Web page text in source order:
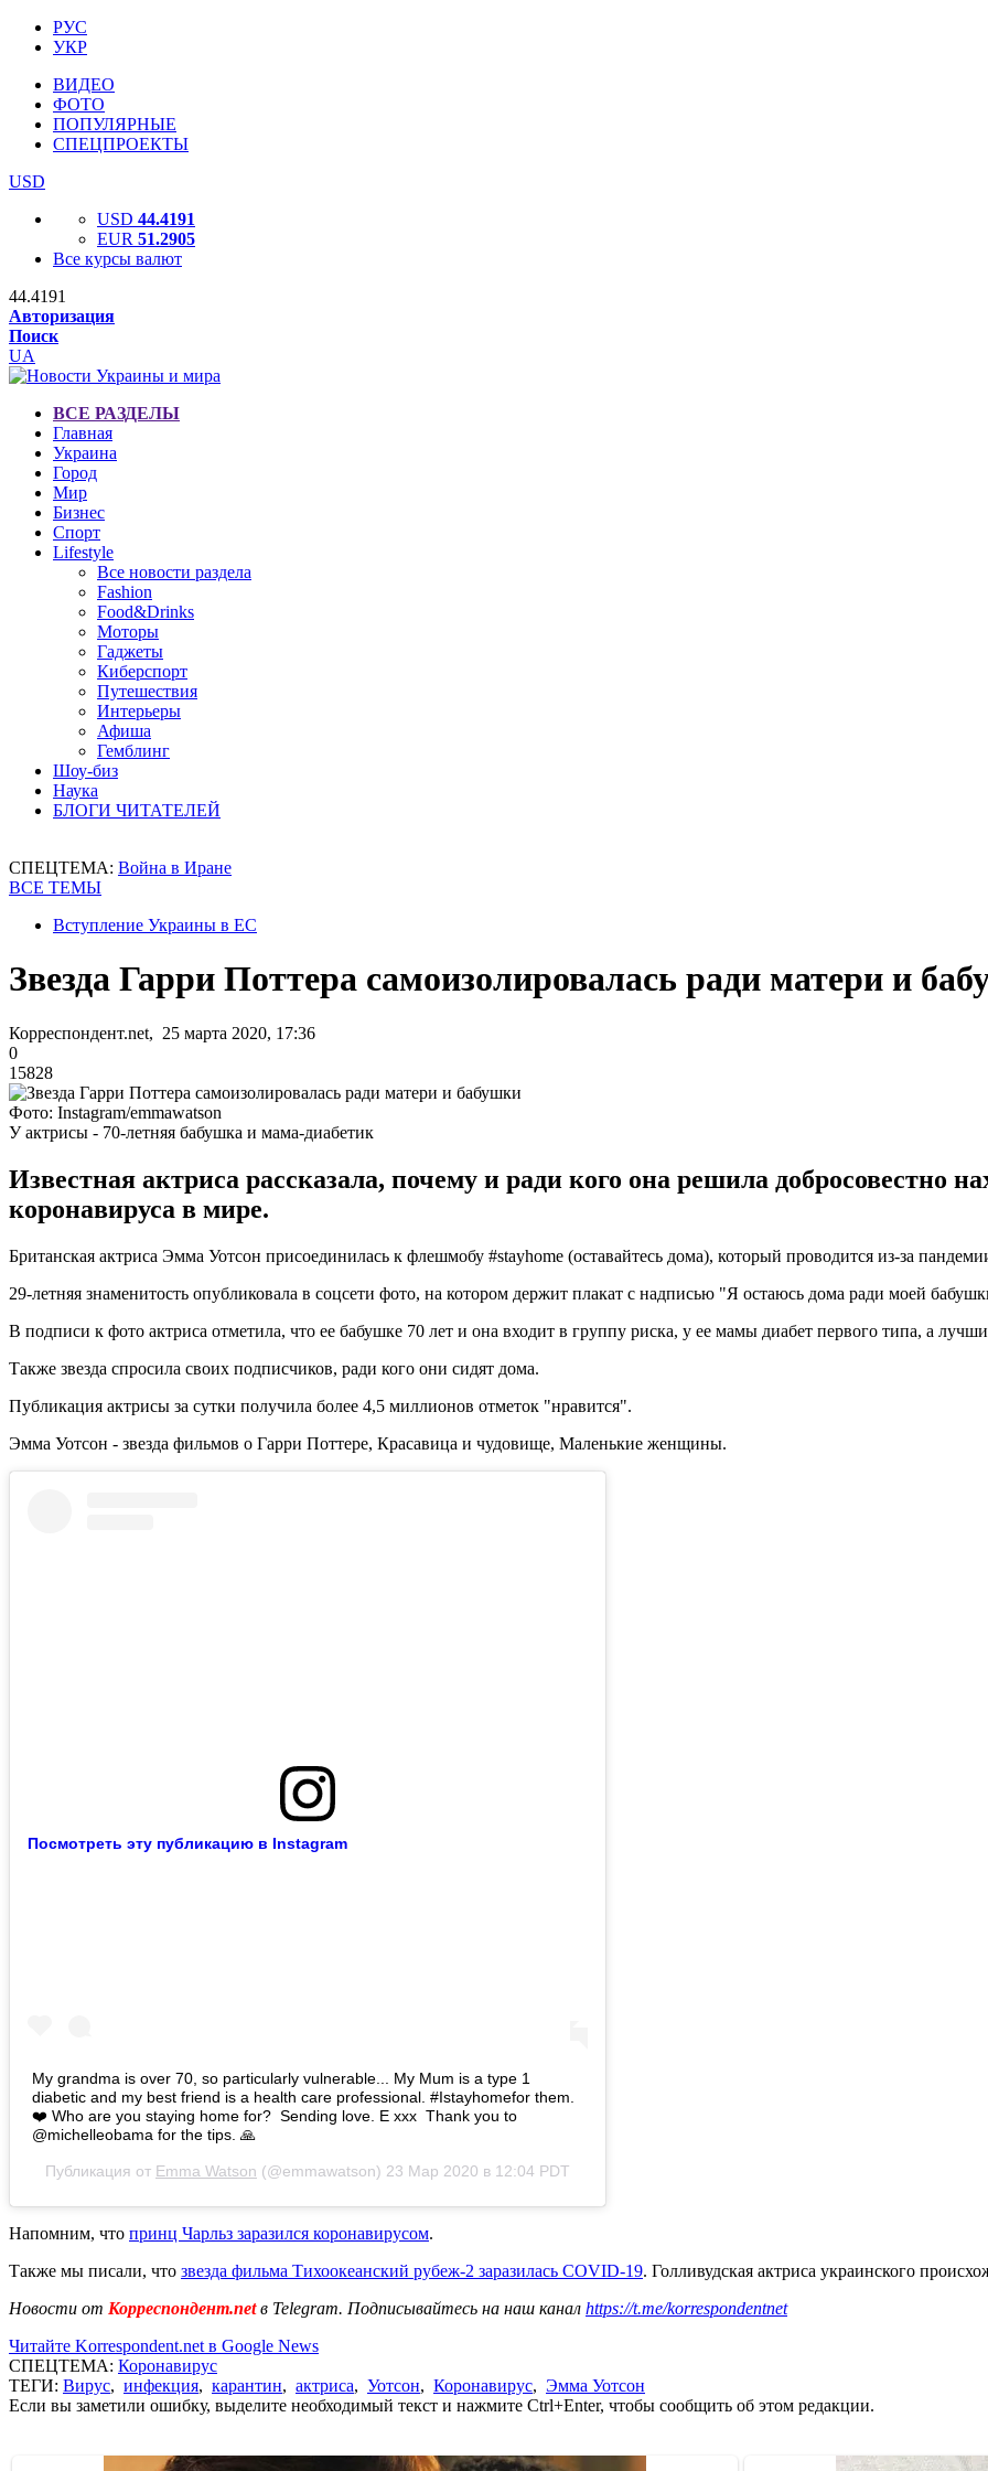
РУС
УКР
ВИДЕО
ФОТО
ПОПУЛЯРНЫЕ
СПЕЦПРОЕКТЫ
USD
USD 44.4191
EUR 51.2905
Все курсы валют
44.4191
Авторизация
Поиск
UA
ВСЕ РАЗДЕЛЫ
Главная
Украина
Город
Мир
Бизнес
Спорт
Lifestyle
Все новости раздела
Fashion
Food&Drinks
Моторы
Гаджеты
Киберспорт
Путешествия
Интерьеры
Афиша
Гемблинг
Шоу-биз
Наука
БЛОГИ ЧИТАТЕЛЕЙ
СПЕЦТЕМА: Война в Иране
ВСЕ ТЕМЫ
Вступление Украины в ЕС
Звезда Гарри Поттера самоизолировалась ради матери и
Корреспондент.net, 25 марта 2020, 17:36
0
15828
Фото: Instagram/emmawatson
У актрисы - 70-летняя бабушка и мама-диабетик
Известная актриса рассказала, почему и ради кого она решила добросовестно
коронавируса в мире.
Британская актриса Эмма Уотсон присоединилась к флешмобу #stayhome (оставайтесь дома), который проводится из-за
29-летняя знаменитость опубликовала в соцсети фото, на котором держит плакат с надписью "Я остаюсь дома ради моей
В подписи к фото актриса отметила, что ее бабушке 70 лет и она входит в группу риска, у ее мамы диабет первого типа, а
Также звезда спросила своих подписчиков, ради кого они сидят дома.
Публикация актрисы за сутки получила более 4,5 миллионов отметок "нравится".
Эмма Уотсон - звезда фильмов о Гарри Поттере, Красавица и чудовище, Маленькие женщины.
Посмотреть эту публикацию в Instagram
My grandma is over 70, so particularly vulnerable... My Mum is a type 1
diabetic and my best friend is a health care professional. #Istayhomefor them.
❤️ Who are you staying home for? ⁣ Sending love. E xxx ⁣ Thank you to
@michelleobama for the tips. 🙏
Публикация от Emma Watson (@emmawatson) 23 Мар 2020 в 12:04 PDT
Напомним, что принц Чарльз заразился коронавирусом.
Также мы писали, что звезда фильма Тихоокеанский рубеж-2 заразилась СOVID-19. Голливудская актриса украинского
Новости от Корреспондент.netв Telegram. Подписывайтесь на наш канал https://t.me/korrespondentnet
Читайте Korrespondent.net в Google News
СПЕЦТЕМА: Коронавирус
ТЕГИ: Вирус, инфекция, карантин, актриса, Уотсон, Коронавирус, Эмма Уотсон
Если вы заметили ошибку, выделите необходимый текст и нажмите Ctrl+Enter, чтобы сообщить об этом редакции.